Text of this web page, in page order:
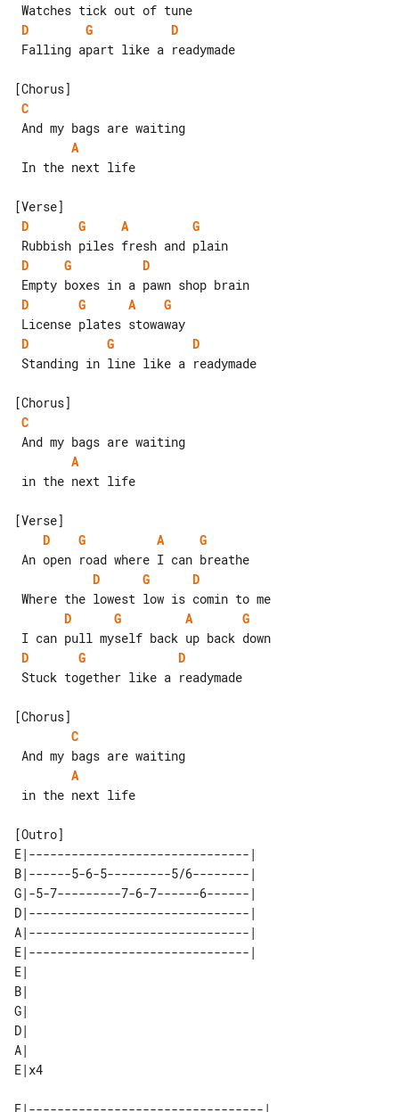
D
G
D
C
A
D
G A
G
D
G
D
D
G A
G
D
G
D
C
A
D
G A
G
D
G
D
D
G A
G
D
G
D
C
A
[Outro]
E|-------------------------------|
B|------5-6-5---------5/6--------|
G|-5-7---------7-6-7------6------|
D|-------------------------------|
A|-------------------------------|
E|-------------------------------|
E|
B|
G|
D|
A|